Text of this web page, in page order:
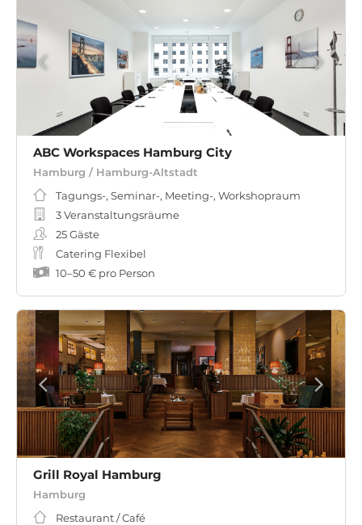
ABC Workspaces Hamburg City
Hamburg / Hamburg-Altstadt
Tagungs-, Seminar-, Meeting-, Workshopraum
3 Veranstaltungsräume
25Gäste
Catering Flexibel
10–50 € pro Person
Grill Royal Hamburg
Hamburg
Restaurant / Café